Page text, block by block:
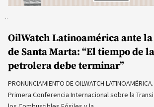
OilWatch Latinoamérica ante
de Santa Marta: “El tiempo de
petrolera debe terminar”
PRONUNCIAMIENTO DE OILWATCH
Primera Conferencia Internacional sobre la